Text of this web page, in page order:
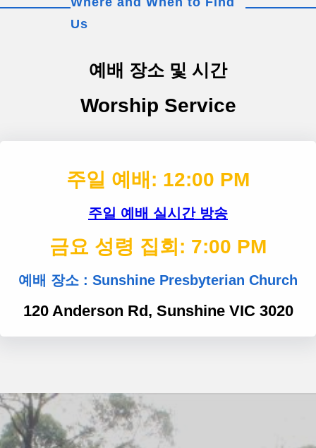
Us
예배 장소 및 시간
Worship Service
주일 예배: 12:00 PM
주일 예배 실시간 방송
금요 성령 집회: 7:00 PM
예배 장소 : Sunshine Presbyterian Church
120 Anderson Rd, Sunshine VIC 3020